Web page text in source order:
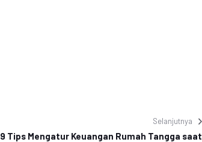
Selanjutnya
9 Tips Mengatur Keuangan Rumah Tangga saat